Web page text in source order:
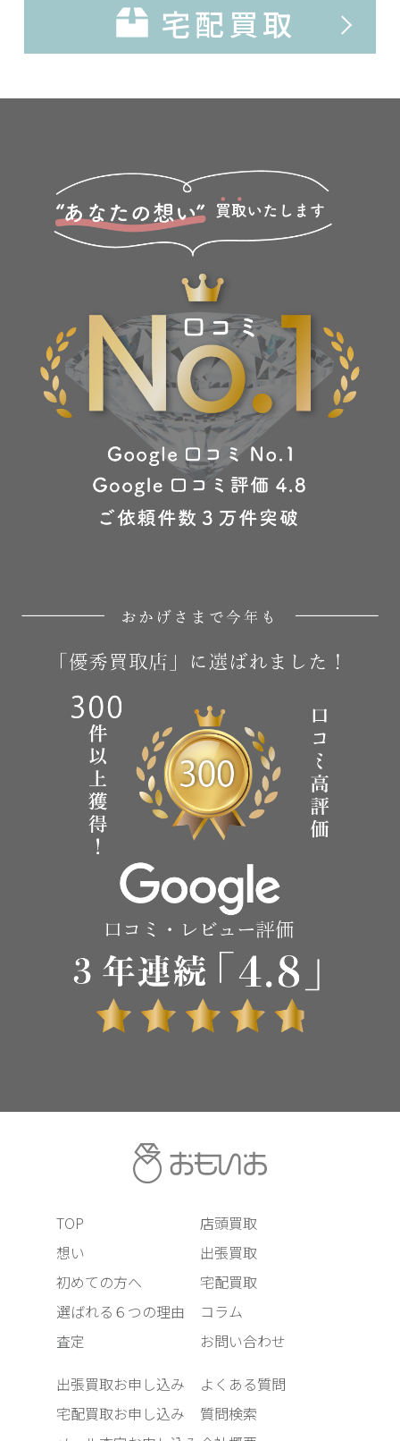
宅配買取
TOP
想い
初めての方へ
選ばれる６つの理由
査定
店頭買取
出張買取
宅配買取
コラム
お問い合わせ
出張買取お申し込み
宅配買取お申し込み
よくある質問
質問検索